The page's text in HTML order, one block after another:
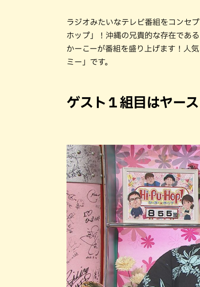
ラジオみたいなテレビ番組をコンセ
ホップ」！沖縄の兄貴的な存在であ
かーこーが番組を盛り上げます！人
ミー」です。
ゲスト１組目はヤース